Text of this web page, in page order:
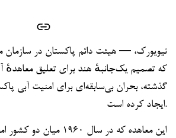
نیویورک، — هیئت دائم پاکستان در سازمان
که تصمیم یک‌جانبهٔ هند برای تعلیق
گذشته، بحران بی‌سابقه‌ای برای امنیت آبی
ایجاد کرده است.
این معاهده که در سال